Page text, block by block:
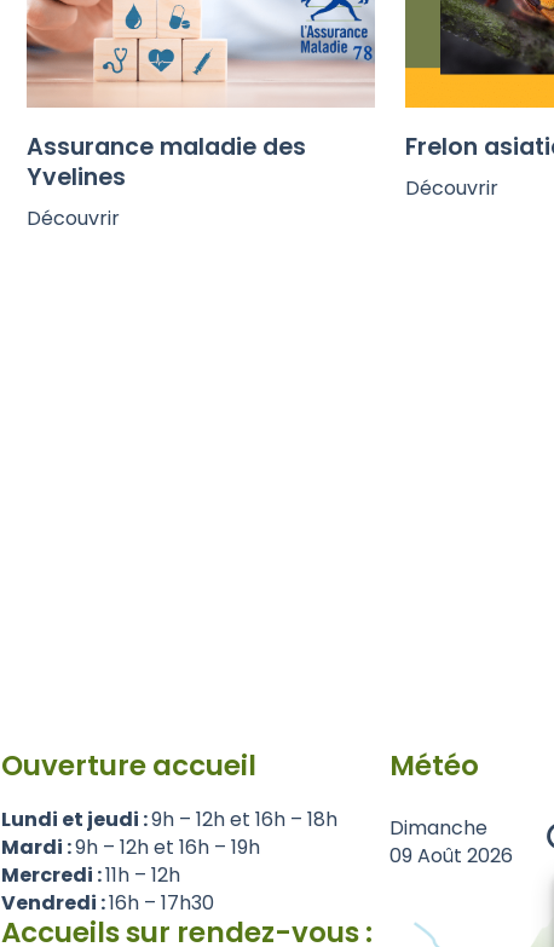
Assurance maladie des
Yvelines
Découvrir
Frelon
Découvrir
Ouverture accueil
Lundi et jeudi :9h – 12h et 16h – 18h
Mardi :9h – 12h et 16h – 19h
Mercredi :11h – 12h
Vendredi :16h – 17h30
Accueils sur rendez-vous :
Météo
Dimanche
09 Août 2026